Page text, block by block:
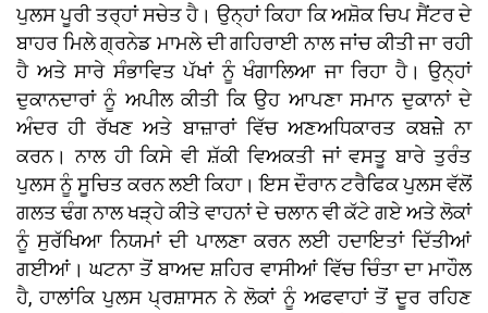
ਪੁਲਸ ਪੂਰੀ ਤਰ੍ਹਾਂ ਸਚੇਤ ਹੈ। ਉਨ੍ਹਾਂ ਕਿਹਾ ਕਿ ਅਸ਼ੋਕ ਚਿਪ ਸੈਂਟਰ ਦੇ
ਬਾਹਰ ਮਿਲੇ ਗ੍ਰਨੇਡ ਮਾਮਲੇ ਦੀ ਗਹਿਰਾਈ ਨਾਲ ਜਾਂਚ ਕੀਤੀ ਜਾ ਰਹੀ
ਹੈ ਅਤੇ ਸਾਰੇ ਸੰਭਾਵਿਤ ਪੱਖਾਂ ਨੂੰ ਖੰਗਾਲਿਆ ਜਾ ਰਿਹਾ ਹੈ। ਉਨ੍ਹਾਂ
ਦੁਕਾਨਦਾਰਾਂ ਨੂੰ ਅਪੀਲ ਕੀਤੀ ਕਿ ਉਹ ਆਪਣਾ ਸਮਾਨ ਦੁਕਾਨਾਂ ਦੇ
ਅੰਦਰ ਹੀ ਰੱਖਣ ਅਤੇ ਬਾਜ਼ਾਰਾਂ ਵਿੱਚ ਅਣਅਧਿਕਾਰਤ ਕਬਜ਼ੇੇ ਨਾ
ਕਰਨ। ਨਾਲ ਹੀ ਕਿਸੇ ਵੀ ਸ਼ੱਕੀ ਵਿਅਕਤੀ ਜਾਂ ਵਸਤੂ ਬਾਰੇ ਤੁਰੰਤ
ਪੁਲਸ ਨੂੰ ਸੂਚਿਤ ਕਰਨ ਲਈ ਕਿਹਾ। ਇਸ ਦੌਰਾਨ ਟਰੈਫਿਕ ਪੁਲਸ ਵੱਲੋਂ
ਗਲਤ ਢੰਗ ਨਾਲ ਖੜ੍ਹੇ ਕੀਤੇ ਵਾਹਨਾਂ ਦੇ ਚਲਾਨ ਵੀ ਕੱਟੇ ਗਏ ਅਤੇ ਲੋਕਾਂ
ਨੂੰ ਸੁਰੱਖਿਆ ਨਿਯਮਾਂ ਦੀ ਪਾਲਣਾ ਕਰਨ ਲਈ ਹਦਾਇਤਾਂ ਦਿੱਤੀਆਂ
ਗਈਆਂ। ਘਟਨਾ ਤੋਂ ਬਾਅਦ ਸ਼ਹਿਰ ਵਾਸੀਆਂ ਵਿੱਚ ਚਿੰਤਾ ਦਾ ਮਾਹੌਲ
ਹੈ, ਹਾਲਾਂਕਿ ਪੁਲਸ ਪ੍ਰਸ਼ਾਸਨ ਨੇ ਲੋਕਾਂ ਨੂੰ ਅਫਵਾਹਾਂ ਤੋਂ ਦੂਰ ਰਹਿਣ